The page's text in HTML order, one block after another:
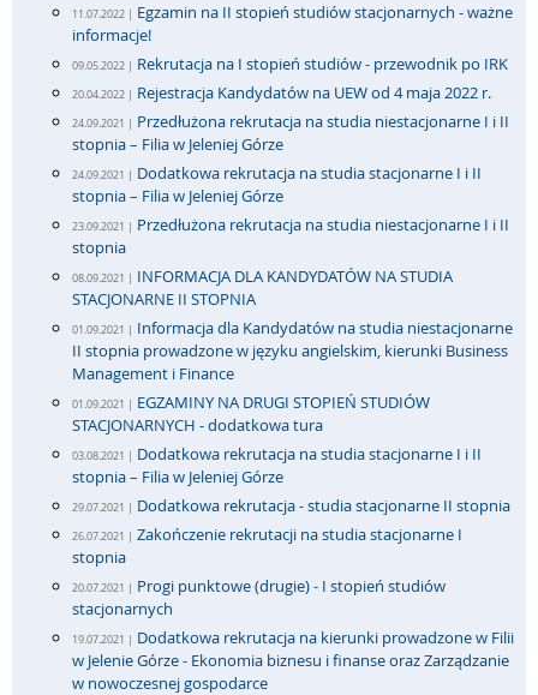
11.07.2022 | Egzamin na II stopień studiów stacjonarnych - ważne
informacje!
09.05.2022 | Rekrutacja na I stopień studiów - przewodnik po IRK
20.04.2022 | Rejestracja Kandydatów na UEW od 4 maja 2022 r.
24.09.2021 | Przedłużona rekrutacja na studia niestacjonarne I i II
stopnia – Filia w Jeleniej Górze
24.09.2021 | Dodatkowa rekrutacja na studia stacjonarne I i II
stopnia – Filia w Jeleniej Górze
23.09.2021 | Przedłużona rekrutacja na studia niestacjonarne I i II
stopnia
08.09.2021 | INFORMACJA DLA KANDYDATÓW NA STUDIA
STACJONARNE II STOPNIA
01.09.2021 | Informacja dla Kandydatów na studia niestacjonarne
II stopnia prowadzone w języku angielskim, kierunki Business
Management i Finance
01.09.2021 | EGZAMINY NA DRUGI STOPIEŃ STUDIÓW
STACJONARNYCH - dodatkowa tura
03.08.2021 | Dodatkowa rekrutacja na studia stacjonarne I i II
stopnia – Filia w Jeleniej Górze
29.07.2021 | Dodatkowa rekrutacja - studia stacjonarne II stopnia
26.07.2021 | Zakończenie rekrutacji na studia stacjonarne I
stopnia
20.07.2021 | Progi punktowe (drugie) - I stopień studiów
stacjonarnych
19.07.2021 | Dodatkowa rekrutacja na kierunki prowadzone w Filii
w Jelenie Górze - Ekonomia biznesu i finanse oraz Zarządzanie
w nowoczesnej gospodarce